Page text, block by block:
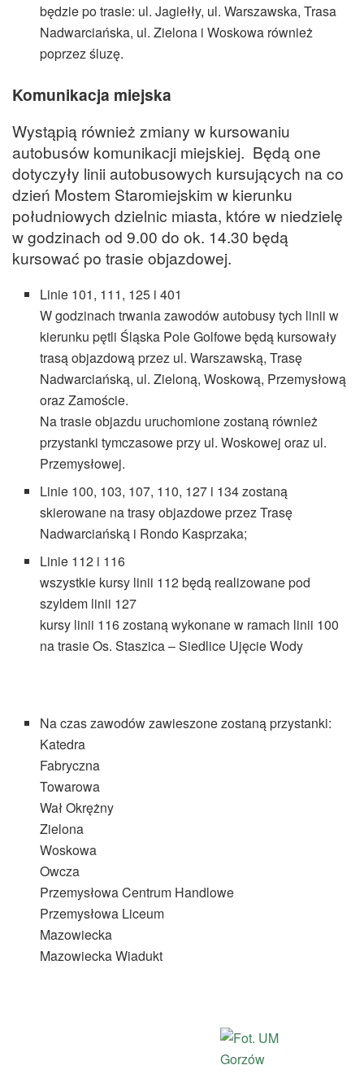
będzie po trasie: ul. Jagiełły, ul. Warszawska, Trasa
Nadwarciańska, ul. Zielona i Woskowa również
poprzez śluzę.
Komunikacja miejska
Wystąpią również zmiany w kursowaniu
autobusów komunikacji miejskiej. Będą one
dotyczyły linii autobusowych kursujących na co
dzień Mostem Staromiejskim w kierunku
południowych dzielnic miasta, które w niedzielę
w godzinach od 9.00 do ok. 14.30 będą
kursować po trasie objazdowej.
Linie 101, 111, 125 i 401
W godzinach trwania zawodów autobusy tych linii w
kierunku pętli Śląska Pole Golfowe będą kursowały
trasą objazdową przez ul. Warszawską, Trasę
Nadwarciańską, ul. Zieloną, Woskową, Przemysłową
oraz Zamoście.
Na trasie objazdu uruchomione zostaną również
przystanki tymczasowe przy ul. Woskowej oraz ul.
Przemysłowej.
Linie 100, 103, 107, 110, 127 i 134 zostaną
skierowane na trasy objazdowe przez Trasę
Nadwarciańską i Rondo Kasprzaka;
Linie 112 i 116
wszystkie kursy linii 112 będą realizowane pod
szyldem linii 127
kursy linii 116 zostaną wykonane w ramach linii 100
na trasie Os. Staszica – Siedlice Ujęcie Wody
Na czas zawodów zawieszone zostaną przystanki:
Katedra
Fabryczna
Towarowa
Wał Okrężny
Zielona
Woskowa
Owcza
Przemysłowa Centrum Handlowe
Przemysłowa Liceum
Mazowiecka
Mazowiecka Wiadukt